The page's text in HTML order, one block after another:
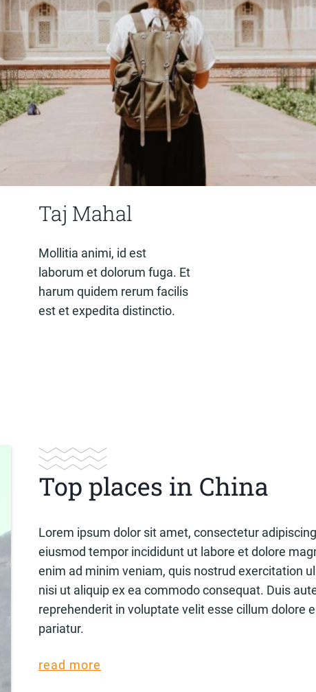
Taj Mahal
Mollitia animi, id est
laborum et dolorum fuga. Et
harum quidem rerum facilis
est et expedita distinctio.
Top places in China
Lorem ipsum dolor sit amet, consectetur
eiusmod tempor incididunt ut labore et dolore
enim ad minim veniam, quis nostrud exercitation
nisi ut aliquip ex ea commodo consequat. Duis
reprehenderit in voluptate velit esse cillum dolore
pariatur.
read more